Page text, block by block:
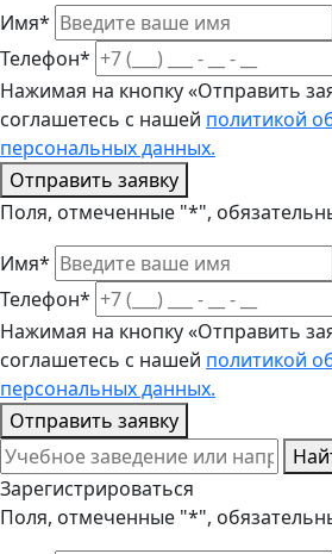
Имя*
Телефон*
Нажимая на кнопку «Отправить
соглашетесь с нашей политикой
персональных данных.
Отправить заявку
Поля, отмеченные "*",
Имя*
Телефон*
Нажимая на кнопку «Отправить
соглашетесь с нашей политикой
персональных данных.
Отправить заявку
Зарегистрироваться
Поля, отмеченные "*",